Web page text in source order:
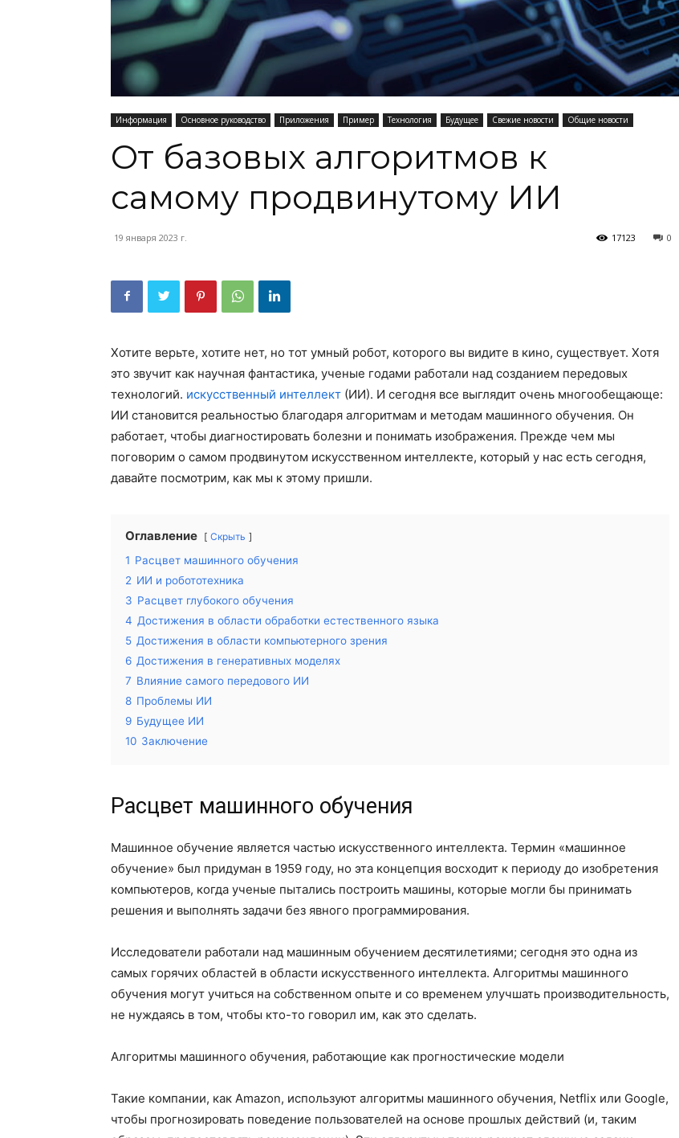
Информация Основное руководство Приложения Пример Технология Будущее Свежие новости Общие новости
От базовых алгоритмов к
самому продвинутому ИИ
19 января 2023 г. 0
17123
Хотите верьте, хотите нет, но тот умный робот, которого вы видите в кино, существует. Хотя
это звучит как научная фантастика, ученые годами работали над созданием передовых
технологий. искусственный интеллект (ИИ). И сегодня все выглядит очень многообещающе:
ИИ становится реальностью благодаря алгоритмам и методам машинного обучения. Он
работает, чтобы диагностировать болезни и понимать изображения. Прежде чем мы
поговорим о самом продвинутом искусственном интеллекте, который у нас есть сегодня,
давайте посмотрим, как мы к этому пришли.
Оглавление Скрыть
1 Расцвет машинного обучения
2 ИИ и робототехника
3 Расцвет глубокого обучения
4 Достижения в области обработки естественного языка
5 Достижения в области компьютерного зрения
6 Достижения в генеративных моделях
7 Влияние самого передового ИИ
8 Проблемы ИИ
9 Будущее ИИ
10 Заключение
Расцвет машинного обучения
Машинное обучение является частью искусственного интеллекта. Термин «машинное
обучение» был придуман в 1959 году, но эта концепция восходит к периоду до изобретения
компьютеров, когда ученые пытались построить машины, которые могли бы принимать
решения и выполнять задачи без явного программирования.
Исследователи работали над машинным обучением десятилетиями; сегодня это одна из
самых горячих областей в области искусственного интеллекта. Алгоритмы машинного
обучения могут учиться на собственном опыте и со временем улучшать производительность,
не нуждаясь в том, чтобы кто-то говорил им, как это сделать.
Алгоритмы машинного обучения, работающие как прогностические модели
Такие компании, как Amazon, используют алгоритмы машинного обучения, Netflix или Google,
чтобы прогнозировать поведение пользователей на основе прошлых действий (и, таким